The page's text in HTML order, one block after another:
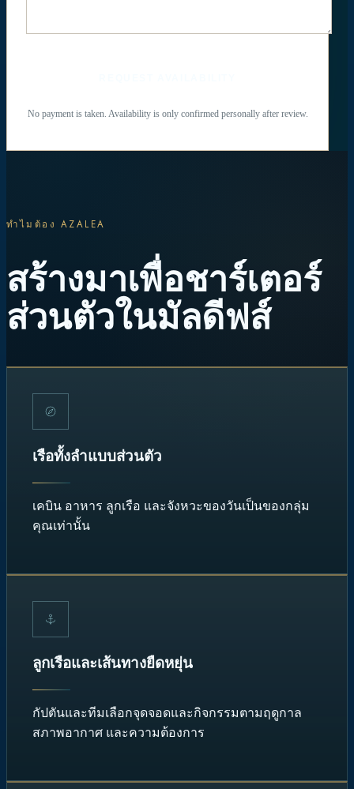
No payment is taken. Availability is only confirmed personally after review.
ทำไมต้อง AZALEA
สร้างมาเพื่อชาร์เตอร์
ส่วนตัวในมัลดีฟส์
เรือทั้งลำแบบส่วนตัว
เคบิน อาหาร ลูกเรือ และจังหวะของวันเป็นของกลุ่ม
คุณเท่านั้น
ลูกเรือและเส้นทางยืดหยุ่น
กัปตันและทีมเลือกจุดจอดและกิจกรรมตามฤดูกาล
สภาพอากาศ และความต้องการ